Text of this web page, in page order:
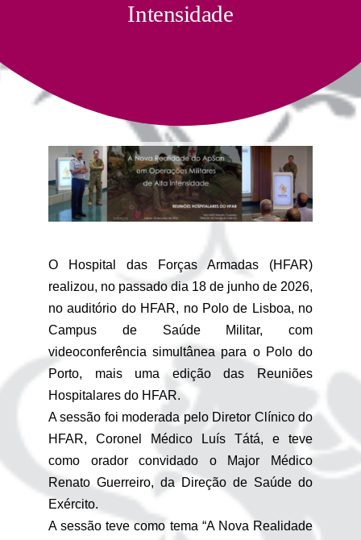
Contatos
Intensidade
O Hospital das Forças Armadas (HFAR)
realizou, no passado dia 18 de junho de 2026,
no auditório do HFAR, no Polo de Lisboa, no
Campus de Saúde Militar, com
videoconferência simultânea para o Polo do
Porto, mais uma edição das Reuniões
Hospitalares do HFAR.
A sessão foi moderada pelo Diretor Clínico do
HFAR, Coronel Médico Luís Tátá, e teve
como orador convidado o Major Médico
Renato Guerreiro, da Direção de Saúde do
Exército.
A sessão teve como tema “A Nova Realidade